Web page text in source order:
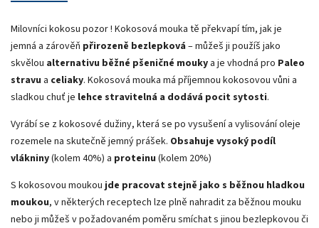
Milovníci kokosu pozor ! Kokosová mouka tě překvapí tím, jak je
jemná a zárověň přirozeně bezlepková – můžeš ji použíš jako
skvělou alternativu běžné pšeničné mouky a je vhodná pro Paleo
stravu a celiaky. Kokosová mouka má příjemnou kokosovou vůni a
sladkou chuť je lehce stravitelná a dodává pocitsytosti.
Vyrábí se z kokosové dužiny, která se po vysušení a vylisování oleje
rozemele na skutečně jemný prášek. Obsahuje vysoký podíl
vlákniny(kolem 40%) a proteinu (kolem 20%)
S kokosovou moukou jde pracovat stejně jako s běžnou hladkou
moukou, v některých receptech lze plně nahradit za běžnou mouku
nebo ji můžeš v požadovaném poměru smíchat s jinou bezlepkovou či